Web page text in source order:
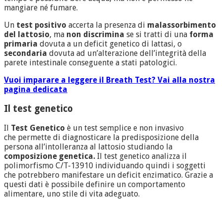
mangiare né fumare.
Un test positivo accerta la presenza di malassorbimento
del lattosio, ma non discrimina se si tratti di una forma
primaria dovuta a un deficit genetico di lattasi, o
secondaria dovuta ad un’alterazione dell’integrità della
parete intestinale conseguente a stati patologici.
Vuoi imparare a leggere il Breath Test? Vai alla nostra
pagina dedicata
Il test genetico
Il Test Genetico è un test semplice e non invasivo
che permette di diagnosticare la predisposizione della
persona all’intolleranza al lattosio studiando la
composizione genetica. Il test genetico analizza il
polimorfismo C/T-13910 individuando quindi i soggetti
che potrebbero manifestare un deficit enzimatico. Grazie a
questi dati è possibile definire un comportamento
alimentare, uno stile di vita adeguato.